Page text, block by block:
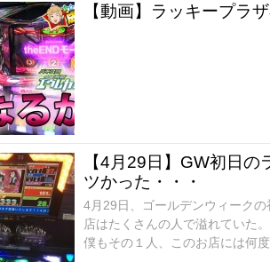
【動画】ラッキープラ
【4月29日】GW初日
ツかった・・・
4月29日、ゴールデンウィーク
店はたくさんの人で溢れていた。
僕もその１人、このお店には何